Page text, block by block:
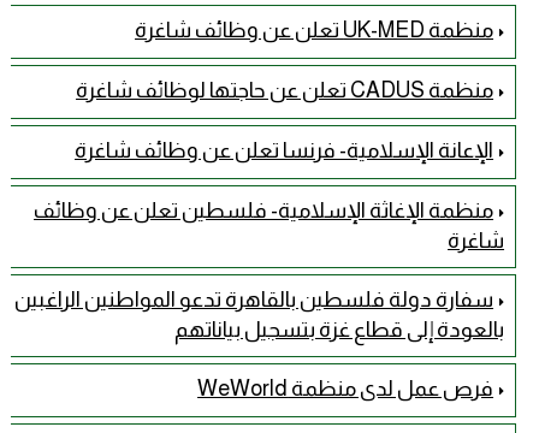
منظمة UK-MED تعلن عن وظائف شاغرة
منظمة CADUS تعلن عن حاجتها لوظائف شاغرة
الإعانة الإسلامية- فرنسا تعلن عن وظائف شاغرة
منظمة الإغاثة الإسلامية- فلسطين تعلن عن وظائف
شاغرة
سفارة دولة فلسطين بالقاهرة تدعو المواطنين الراغبين
بالعودة إلى قطاع غزة بتسجيل بياناتهم
فرص عمل لدى منظمة WeWorld